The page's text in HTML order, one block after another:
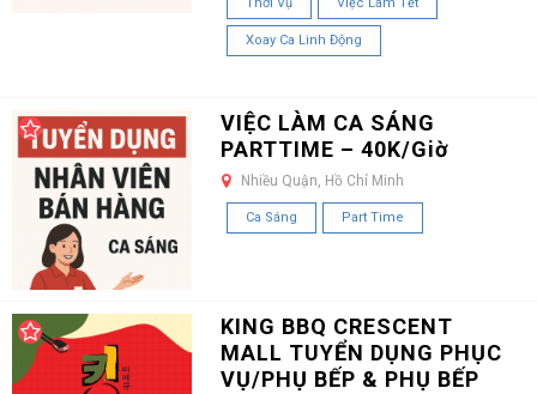
Thời Vụ Việc Làm Tết
Xoay Ca Linh Động
VIỆC LÀM CA SÁNG
PARTTIME – 40K/Giờ
Nhiều Quận, Hồ Chí Minh
Ca Sáng Part Time
KING BBQ CRESCENT
MALL TUYỂN DỤNG PHỤC
VỤ/PHỤ BẾP & PHỤ BẾP